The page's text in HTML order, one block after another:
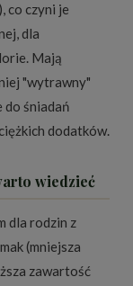
co czyni je
dla
Mają
"wytrawny"
do śniadań
dodatków.
wiedzieć
dla rodzin z
(mniejsza
zawartość